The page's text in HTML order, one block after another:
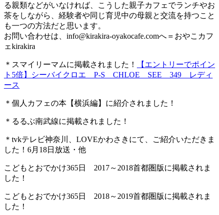
る親類などがいなければ、こうした親子カフェでランチやお
茶をしながら、経験者や同じ育児中の母親と交流を持つこと
も一つの方法だと思います。
お問い合わせは、 info@kirakira-oyakocafe.comへ＝おやこカフ
ェkirakira
＊スマイリーマムに掲載されました！
【エントリーでポイン
ト5倍】シーバイクロエ P-S CHLOE SEE 349 レディ
ース
＊個人カフェの本【横浜編】に紹介されました！
＊るるぶ南武線に掲載されました！
＊tvkテレビ神奈川、LOVEかわさきにて、ご紹介いただきま
した！6月18日放送・他
こどもとおでかけ365日 2017～2018首都圏版に掲載されま
した！
こどもとおでかけ365日 2018～2019首都圏版に掲載されま
した！